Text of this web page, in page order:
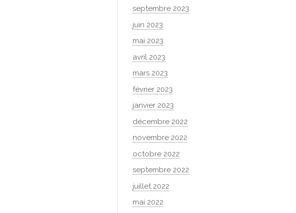
septembre 2023
juin 2023
mai 2023
avril 2023
mars 2023
février 2023
janvier 2023
décembre 2022
novembre 2022
octobre 2022
septembre 2022
juillet 2022
mai 2022